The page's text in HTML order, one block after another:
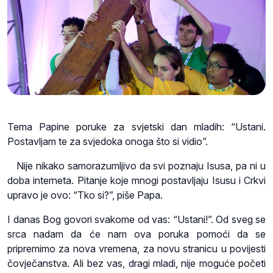
Tema Papine poruke za svjetski dan mladih: “Ustani.
Postavljam te za svjedoka onoga što si vidio”.
Nije nikako samorazumljivo da svi poznaju Isusa, pa ni u
doba interneta. Pitanje koje mnogi postavljaju Isusu i Crkvi
upravo je ovo: “Tko si?”, piše Papa.
I danas Bog govori svakome od vas: “Ustani!”. Od sveg se
srca nadam da će nam ova poruka pomoći da se
pripremimo za nova vremena, za novu stranicu u povijesti
čovječanstva. Ali bez vas, dragi mladi, nije moguće početi